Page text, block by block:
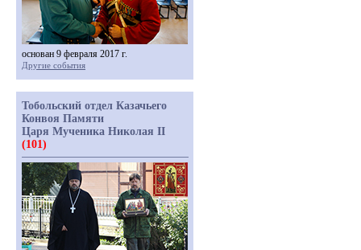
основан 9 февраля 2017 г.
Другие события
Тобольский отдел Казачьего
Конвоя Памяти
Царя Мученика Николая II
(101)